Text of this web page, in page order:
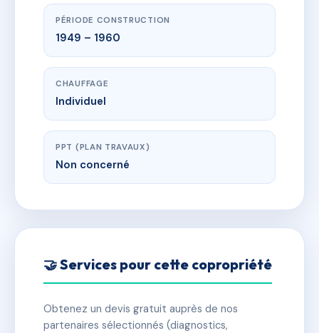
PÉRIODE CONSTRUCTION
1949 – 1960
CHAUFFAGE
Individuel
PPT (PLAN TRAVAUX)
Non concerné
🤝 Services pour cette copropriété
Obtenez un devis gratuit auprès de nos
partenaires sélectionnés (diagnostics,